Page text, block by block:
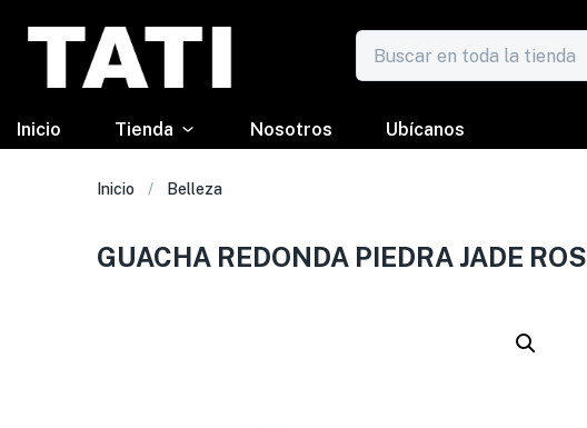
Inicio Tienda Nosotros Ubícanos
Inicio Belleza
GUACHA REDONDA PIEDRA JADE